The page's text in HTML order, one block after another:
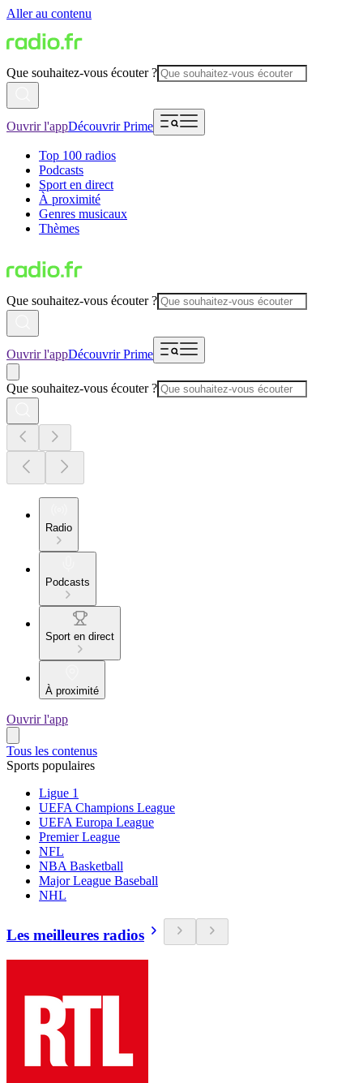
Aller au contenu
Que souhaitez-vous écouter ?
Ouvrir l'appDécouvrir Prime
Top 100 radios
Podcasts
Sport en direct
À proximité
Genres musicaux
Thèmes
Que souhaitez-vous écouter ?
Ouvrir l'appDécouvrir Prime
Que souhaitez-vous écouter ?
Radio
Podcasts
Sport en direct
À proximité
Ouvrir l'app
Tous les contenus
Sports populaires
Ligue 1
UEFA Champions League
UEFA Europa League
Premier League
NFL
NBA Basketball
Major League Baseball
NHL
Les meilleures radios